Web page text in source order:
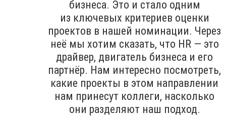
бизнеса. Это и стало одним
из ключевых критериев оценки
проектов в нашей номинации. Через
неё мы хотим сказать, что HR — это
драйвер, двигатель бизнеса и его
партнёр. Нам интересно посмотреть,
какие проекты в этом направлении
нам принесут коллеги, насколько
они разделяют наш подход.